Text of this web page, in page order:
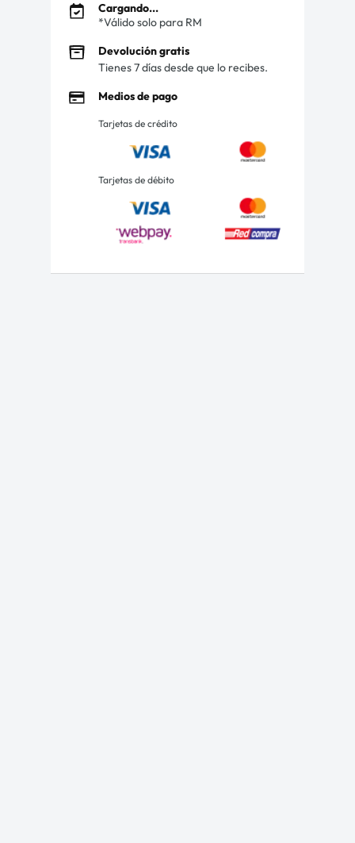
Cargando...
*Válido solo para RM
Devolución gratis
Tienes 7 días desde que lo recibes.
Medios de pago
Tarjetas de crédito
Tarjetas de débito